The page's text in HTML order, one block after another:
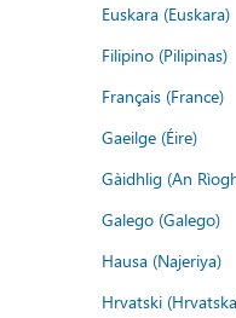
Euskara (Euskara)
Filipino (Pilipinas)
Français (France)
Gaeilge (Éire)
Gàidhlig (An
Galego (Galego)
Hausa (Najeriya)
Hrvatski